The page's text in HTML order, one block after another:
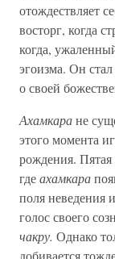
отождествляет
восторг, когда
когда,
эгоизма. Он
о своей
Ахамкаране
этого момента
рождения. Пятая
гдеахамкара
поля неведения
голос своего
чакру. Однако
добивается